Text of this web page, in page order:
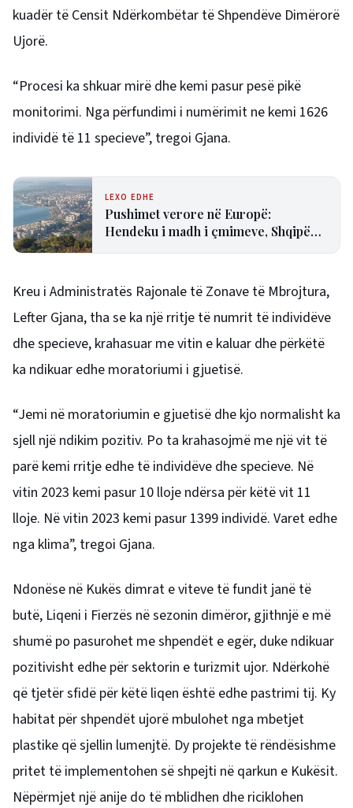
kuadër të Censit Ndërkombëtar të Shpendëve Dimërorë
Ujorë.
“Procesi ka shkuar mirë dhe kemi pasur pesë pikë
monitorimi. Nga përfundimi i numërimit ne kemi 1626
individë të 11 specieve”, tregoi Gjana.
LEXO EDHE
Pushimet verore në Europë:
Hendeku i madh i çmimeve, Shqipëria
Kreu i Administratës Rajonale të Zonave të Mbrojtura,
Lefter Gjana, tha se ka një rritje të numrit të individëve
dhe specieve, krahasuar me vitin e kaluar dhe përkëtë
ka ndikuar edhe moratoriumi i gjuetisë.
“Jemi në moratoriumin e gjuetisë dhe kjo normalisht ka
sjell një ndikim pozitiv. Po ta krahasojmë me një vit të
parë kemi rritje edhe të individëve dhe specieve. Në
vitin 2023 kemi pasur 10 lloje ndërsa për këtë vit 11
lloje. Në vitin 2023 kemi pasur 1399 individë. Varet edhe
nga klima”, tregoi Gjana.
Ndonëse në Kukës dimrat e viteve të fundit janë të
butë, Liqeni i Fierzës në sezonin dimëror, gjithnjë e më
shumë po pasurohet me shpendët e egër, duke ndikuar
pozitivisht edhe për sektorin e turizmit ujor. Ndërkohë
që tjetër sfidë për këtë liqen është edhe pastrimi tij. Ky
habitat për shpendët ujorë mbulohet nga mbetjet
plastike që sjellin lumenjtë. Dy projekte të rëndësishme
pritet të implementohen së shpejti në qarkun e Kukësit.
Nëpërmjet një anije do të mblidhen dhe riciklohen